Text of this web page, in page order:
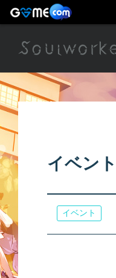
イベント
イベント